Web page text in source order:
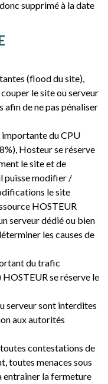
supprimé à la date
(flood du site),
le site ou serveur
afin de ne pas pénaliser
importante du CPU
Hosteur se réserve
le site et de
puisse modifier /
le site
HOSTEUR
serveur dédié ou bien
les causes de
du trafic
se réserve le
serveur sont interdites
aux autorités
contestations de
toutes menaces sous
entraîner la fermeture